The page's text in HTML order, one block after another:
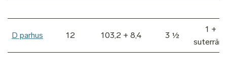
D parhus 12 103,2 + 8,4 3 ½
1 +
suterräng